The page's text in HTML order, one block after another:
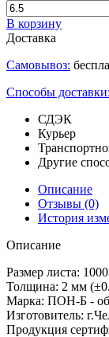
В корзину
Доставка
Самовывоз:
Способы доставки:
СДЭК
Курьер
Другие
Описание
Отзывы (0)
История
Описание
Размер листа:
Толщина: 2 мм
Марка: ПОН-Б -
Изготовитель:
Продукция